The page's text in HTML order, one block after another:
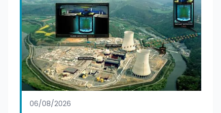
06/08/2026